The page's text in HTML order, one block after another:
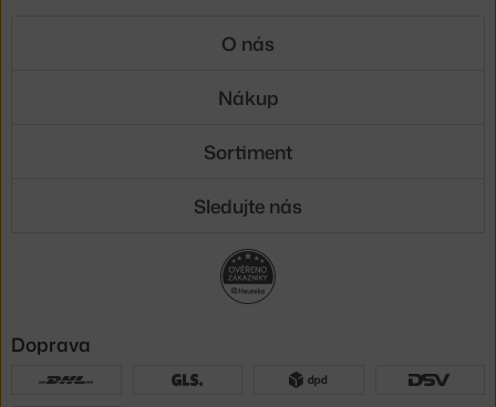
O nás
Nákup
Sortiment
Sledujte nás
Doprava